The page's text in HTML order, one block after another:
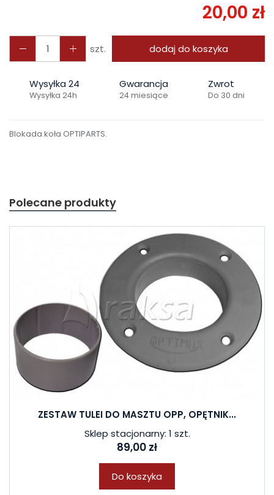
20,00 zł
szt. dodaj do koszyka
Wysyłka 24
Wysyłka 24h
Gwarancja
24 miesiące
Zwrot
Do 30 dni
Blokada koła OPTIPARTS.
Polecane produkty
ZESTAW TULEI DO MASZTU OPP, OPĘTNIK...
Sklep stacjonarny: 1 szt.
89,00 zł
Do koszyka